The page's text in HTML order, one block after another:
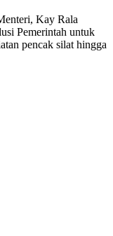
Kay Rala
Pemerintah untuk
pencak silat hingga